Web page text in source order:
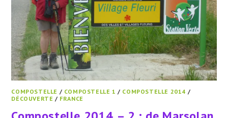
COMPOSTELLE / COMPOSTELLE 1 / COMPOSTELLE 2014 /
DÉCOUVERTE / FRANCE